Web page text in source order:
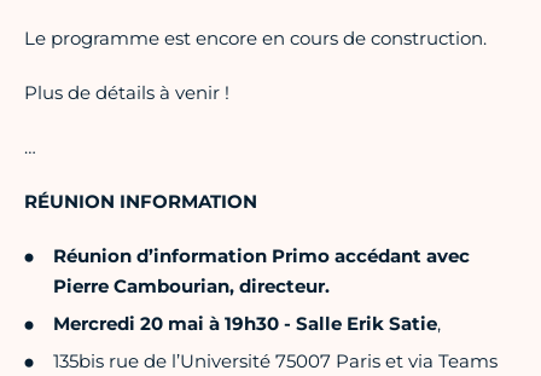
Le programme est encore en cours de construction.
Plus de détails à venir !
…
RÉUNION INFORMATION
Réunion d’information Primo accédant avec
Pierre Cambourian, directeur.
Mercredi 20 mai à 19h30 - Salle Erik Satie,
135bis rue de l’Université 75007 Paris et via Teams